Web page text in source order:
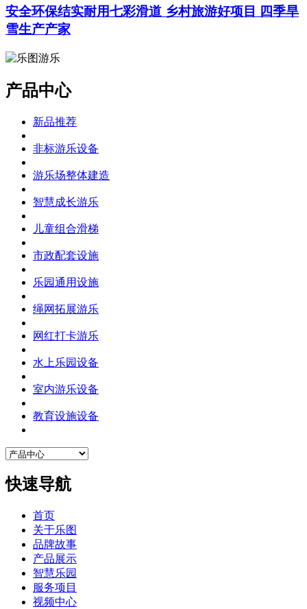
安全环保结实耐用七彩滑道 乡村旅游好项目 四季旱
雪生产产家
产品中心
新品推荐
非标游乐设备
游乐场整体建造
智慧成长游乐
儿童组合滑梯
市政配套设施
乐园通用设施
绳网拓展游乐
网红打卡游乐
水上乐园设备
室内游乐设备
教育设施设备
快速导航
首页
关于乐图
品牌故事
产品展示
智慧乐园
服务项目
视频中心